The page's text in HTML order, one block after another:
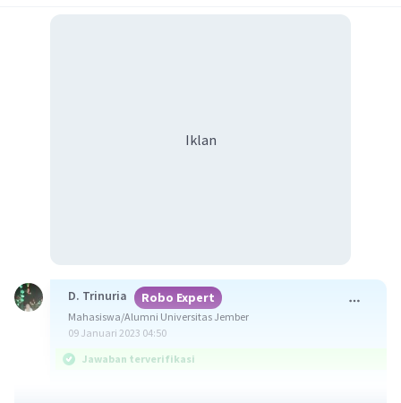
Iklan
D. Trinuria Robo Expert
Mahasiswa/Alumni Universitas Jember
09 Januari 2023 04:50
Jawaban terverifikasi